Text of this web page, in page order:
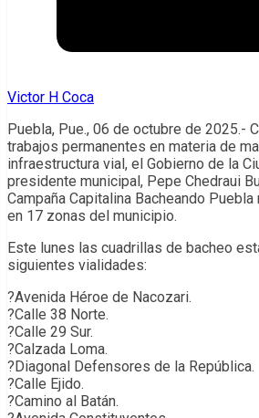
Victor H Coca
Puebla, Pue., 06 de octubre de 2025.-
trabajos permanentes en materia de
infraestructura vial, el Gobierno de la
presidente municipal, Pepe Chedraui
Campaña Capitalina Bacheando
en 17 zonas del municipio.
Este lunes las cuadrillas de bacheo
siguientes vialidades:
?Avenida Héroe de Nacozari.
?Calle 38 Norte.
?Calle 29 Sur.
?Calzada Loma.
?Diagonal Defensores de la República.
?Calle Ejido.
?Camino al Batán.